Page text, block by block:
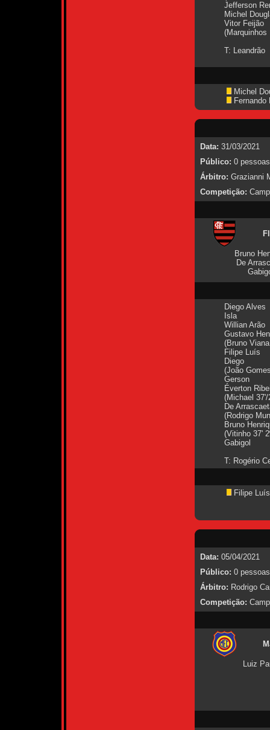
Jefferson
Michel
Vitor Feijão
(Marquinhos
T: Leandrão
Michel
Fernando
Data: 31/03/2021
Público: 0 pessoas
Árbitro: Grazianni
Competição:
Bruno
De
Diego Alves
Isla
Willian Arão
Gustavo
(Bruno
Filipe Luís
Diego
(João
Gerson
Éverton
(Michael 37'/
De
(Rodrigo
Bruno
(Vitinho 37'
Gabigol
T: Rogério
Filipe Luís
Data: 05/04/2021
Público: 0 pessoas
Árbitro: Rodrigo
Competição:
Luiz